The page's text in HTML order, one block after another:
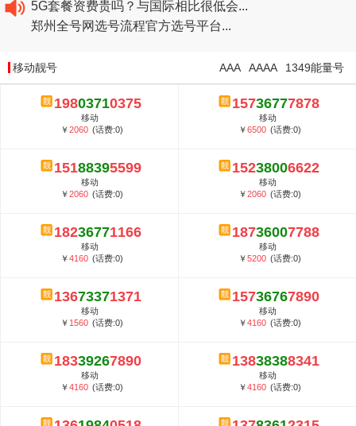
5G套餐资费贵吗？与国际相比很低会...
郑州全号网选号流程官方选号平台...
2020​联通最新套餐资费...
2020​电信最新套餐资费...
5G套餐资费贵吗？与国际相比很低会...
郑州全号网选号流程官方选号平台...
移动靓号 1349能量号
AAAA
AAA
19803710375
移动
￥2060 (话费:0)
15736777878
移动
￥6500 (话费:0)
15188395599
移动
￥2060 (话费:0)
15238006622
移动
￥2060 (话费:0)
18236771166
移动
￥4160 (话费:0)
18736007788
移动
￥5200 (话费:0)
13673371371
移动
￥ 1560 (话费:0)
15736767890
移动
￥4160 (话费:0)
18339267890
移动
￥4160 (话费:0)
13838388341
移动
￥4160 (话费:0)